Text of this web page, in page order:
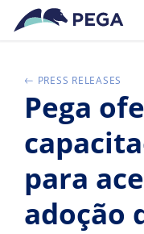
Vai direttamente al
PRESS RELEASES
Pega
para
adoção